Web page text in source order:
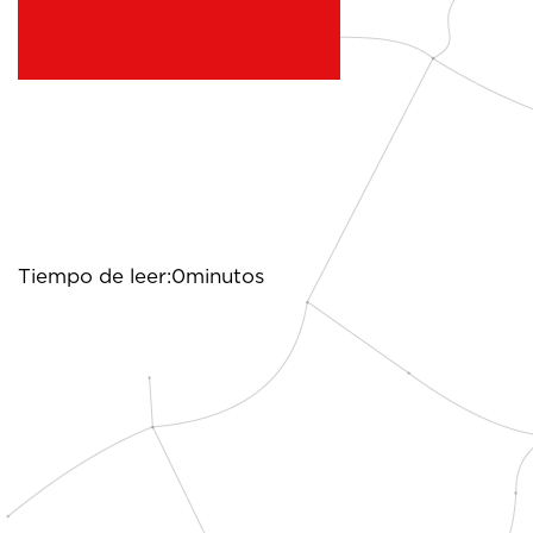
Tiempo de leer:0minutos